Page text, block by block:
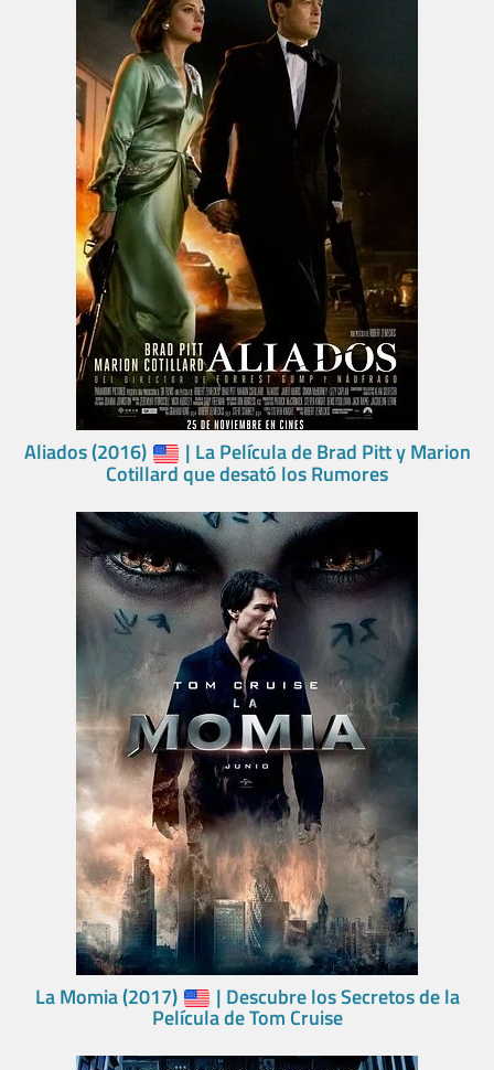
Aliados (2016) | La Película de Brad Pitt y Marion
Cotillard que desató los Rumores
La Momia (2017) | Descubre los Secretos de la
Película de Tom Cruise